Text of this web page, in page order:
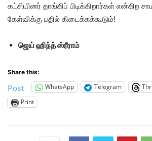
கட்சியினர் தாங்கிப் பிடிக்கிறார்கள் என்கிற
கேள்விக்கு பதில் கிடைக்கக்கூடும்!
ஜெய் ஹிந்த் ஸ்ரீராம்
Share this:
Post WhatsApp Telegram
Print